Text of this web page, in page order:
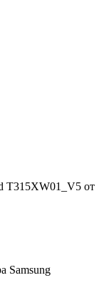
T315XW01_V5 от